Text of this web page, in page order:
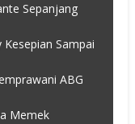
Sepanjang
Sampai
ABG
Memek